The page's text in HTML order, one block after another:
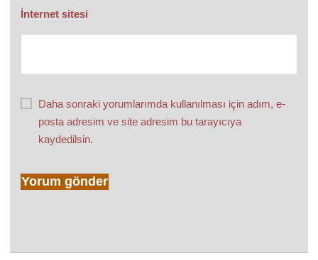
İnternet sitesi
Daha sonraki yorumlarımda kullanılması için adım, e-
posta adresim ve site adresim bu tarayıcıya
kaydedilsin.